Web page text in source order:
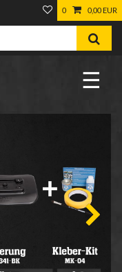
0 0,00 EUR
☰